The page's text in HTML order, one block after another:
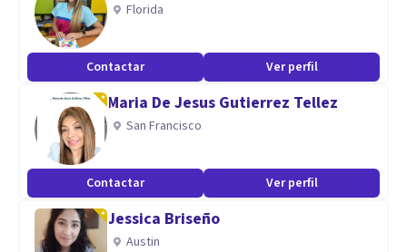
Florida
Contactar Ver perfil
Maria De Jesus Gutierrez Tellez
San Francisco
Contactar Ver perfil
Jessica Briseño
Austin